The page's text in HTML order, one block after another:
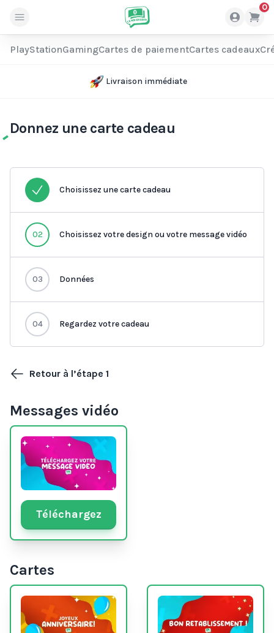
0
PlayStationGamingCartes de paiementCartes cadeaux
Livraison immédiate
Donnez une carte cadeau
Choisissez une carte cadeau
02 Choisissez votre design ou votre message vidéo
03 Données
04 Regardez votre cadeau
Retour à l’étape 1
Messages vidéo
Téléchargez
Cartes